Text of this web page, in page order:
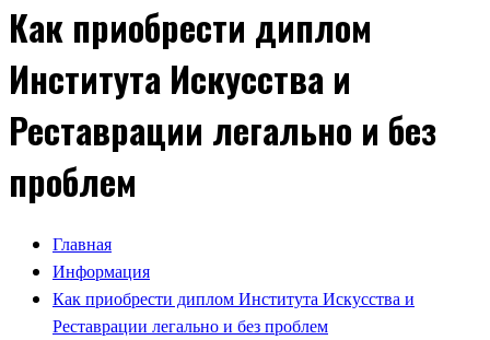
Как приобрести диплом
Института Искусства и
Реставрации легально и без
проблем
Главная
Информация
Как приобрести диплом Института Искусства и
Реставрации легально и без проблем